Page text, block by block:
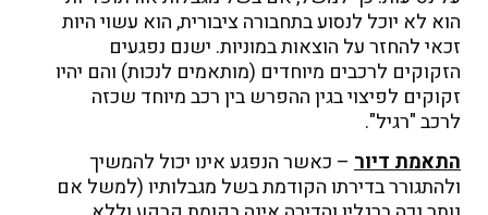
הוא לא יוכל לנסוע בתחבורה ציבורית, הוא עשוי היות
זכאי להחזר על הוצאות במוניות. ישנם נפגעים
הזקוקים לרכבים מיוחדים (מותאמים לנכות) והם יהיו
זקוקים לפיצוי בגין ההפרש בין רכב מיוחד שכזה
לרכב "רגיל".
התאמת דיור – כאשר הנפגע אינו יכול להמשיך
ולהתגורר בדירתו הקודמת בשל מגבלותיו (למשל אם